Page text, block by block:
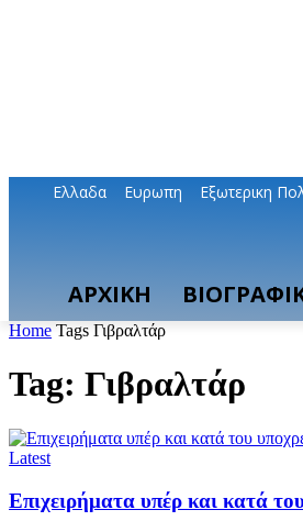
Ελλαδα Ευρωπη Εξωτερικη
ΑΡΧΙΚΗ
Home Tags Γιβραλτάρ
Tag: Γιβραλτάρ
Latest
Επιχειρήματα υπέρ και κατά